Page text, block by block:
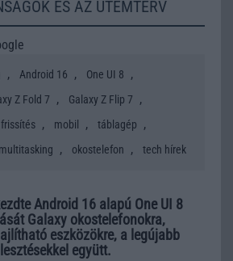
ÉS AZ ÜTEMTERV
, Android 16 , One UI 8 ,
Z Fold 7 , Galaxy Z Flip 7 ,
frissítés , mobil , táblagép ,
multitasking , okostelefon , tech hírek
Android 16 alapú One UI 8
Galaxy okostelefonokra,
eszközökre, a legújabb
együtt.